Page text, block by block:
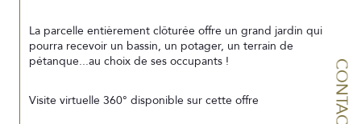
CONTACT
La parcelle entièrement clôturée offre un grand jardin qui
pourra recevoir un bassin, un potager, un terrain de
pétanque...au choix de ses occupants !
Visite virtuelle 360° disponible sur cette offre